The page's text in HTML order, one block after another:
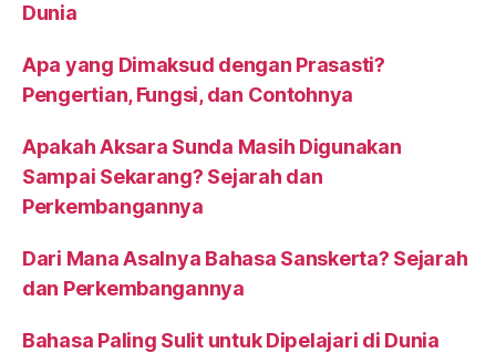
Dunia
Apa yang Dimaksud dengan Prasasti?
Pengertian, Fungsi, dan Contohnya
Apakah Aksara Sunda Masih Digunakan
Sampai Sekarang? Sejarah dan
Perkembangannya
Dari Mana Asalnya Bahasa Sanskerta? Sejarah
dan Perkembangannya
Bahasa Paling Sulit untuk Dipelajari di Dunia